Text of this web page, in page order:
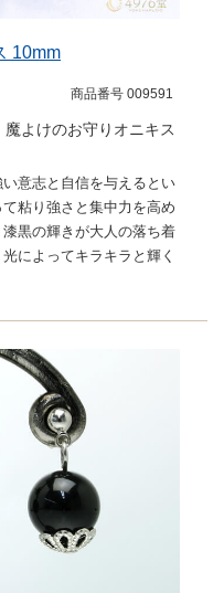
10mm
商品番号 009591
よけのお守りオニキス
意志と自信を与えるとい
粘り強さと集中力を高め
黒の輝きが大人の落ち着
によってキラキラと輝く